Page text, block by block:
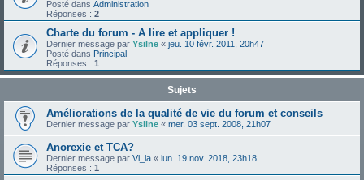
Posté dans Administration
Réponses : 2
Charte du forum - A lire et appliquer !
Dernier message par Ysilne « jeu. 10 févr. 2011, 20h47
Posté dans Principal
Réponses : 1
Sujets
Améliorations de la qualité de vie du forum et conseils
Dernier message par Ysilne « mer. 03 sept. 2008, 21h07
Anorexie et TCA?
Dernier message par Vi_la « lun. 19 nov. 2018, 23h18
Réponses : 1